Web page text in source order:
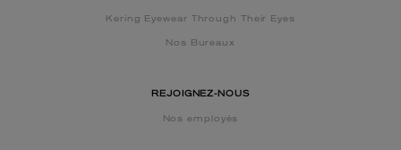
Kering Eyewear Through Their Eyes
Nos Bureaux
REJOIGNEZ-NOUS
Nos employés